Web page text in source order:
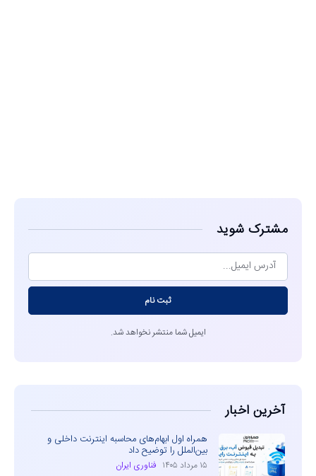
مشترک شوید
ثبت نام
ایمیل شما منتشر نخواهد شد.
آخرین اخبار
همراه اول ابهام‌های محاسبه اینترنت داخلی و
بین‌الملل را توضیح داد
۱۵ مرداد ۱۴۰۵ فناوری ایران